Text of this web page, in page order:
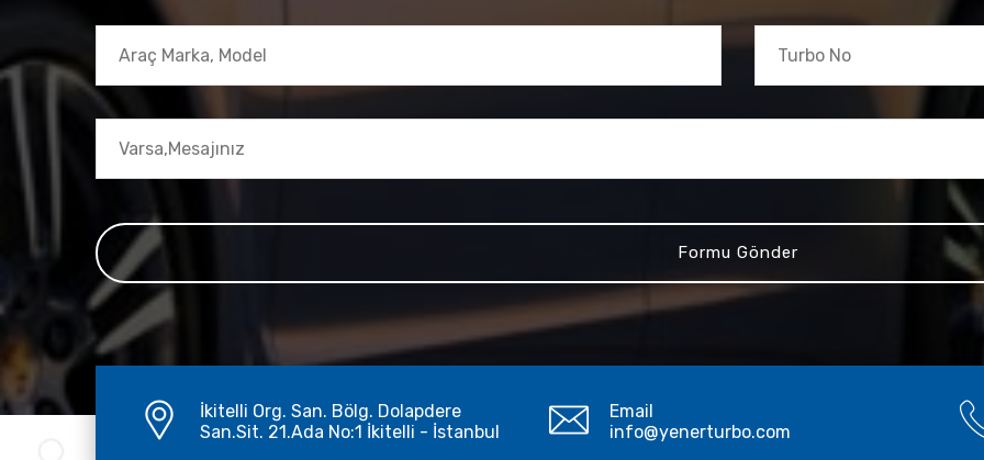
İkitelli Org. San. Bölg. Dolapdere
San.Sit. 21.Ada No:1 İkitelli - İstanbul
Email
info@yenerturbo.com